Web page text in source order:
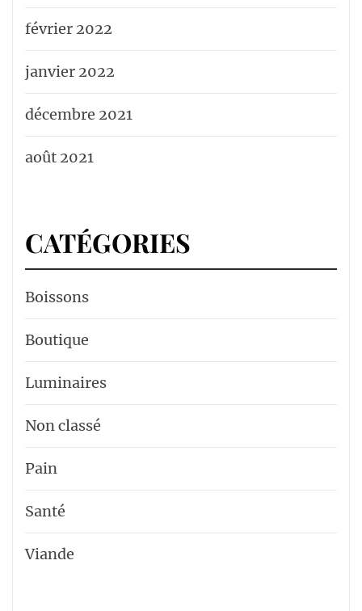
février 2022
janvier 2022
décembre 2021
août 2021
CATÉGORIES
Boissons
Boutique
Luminaires
Non classé
Pain
Santé
Viande